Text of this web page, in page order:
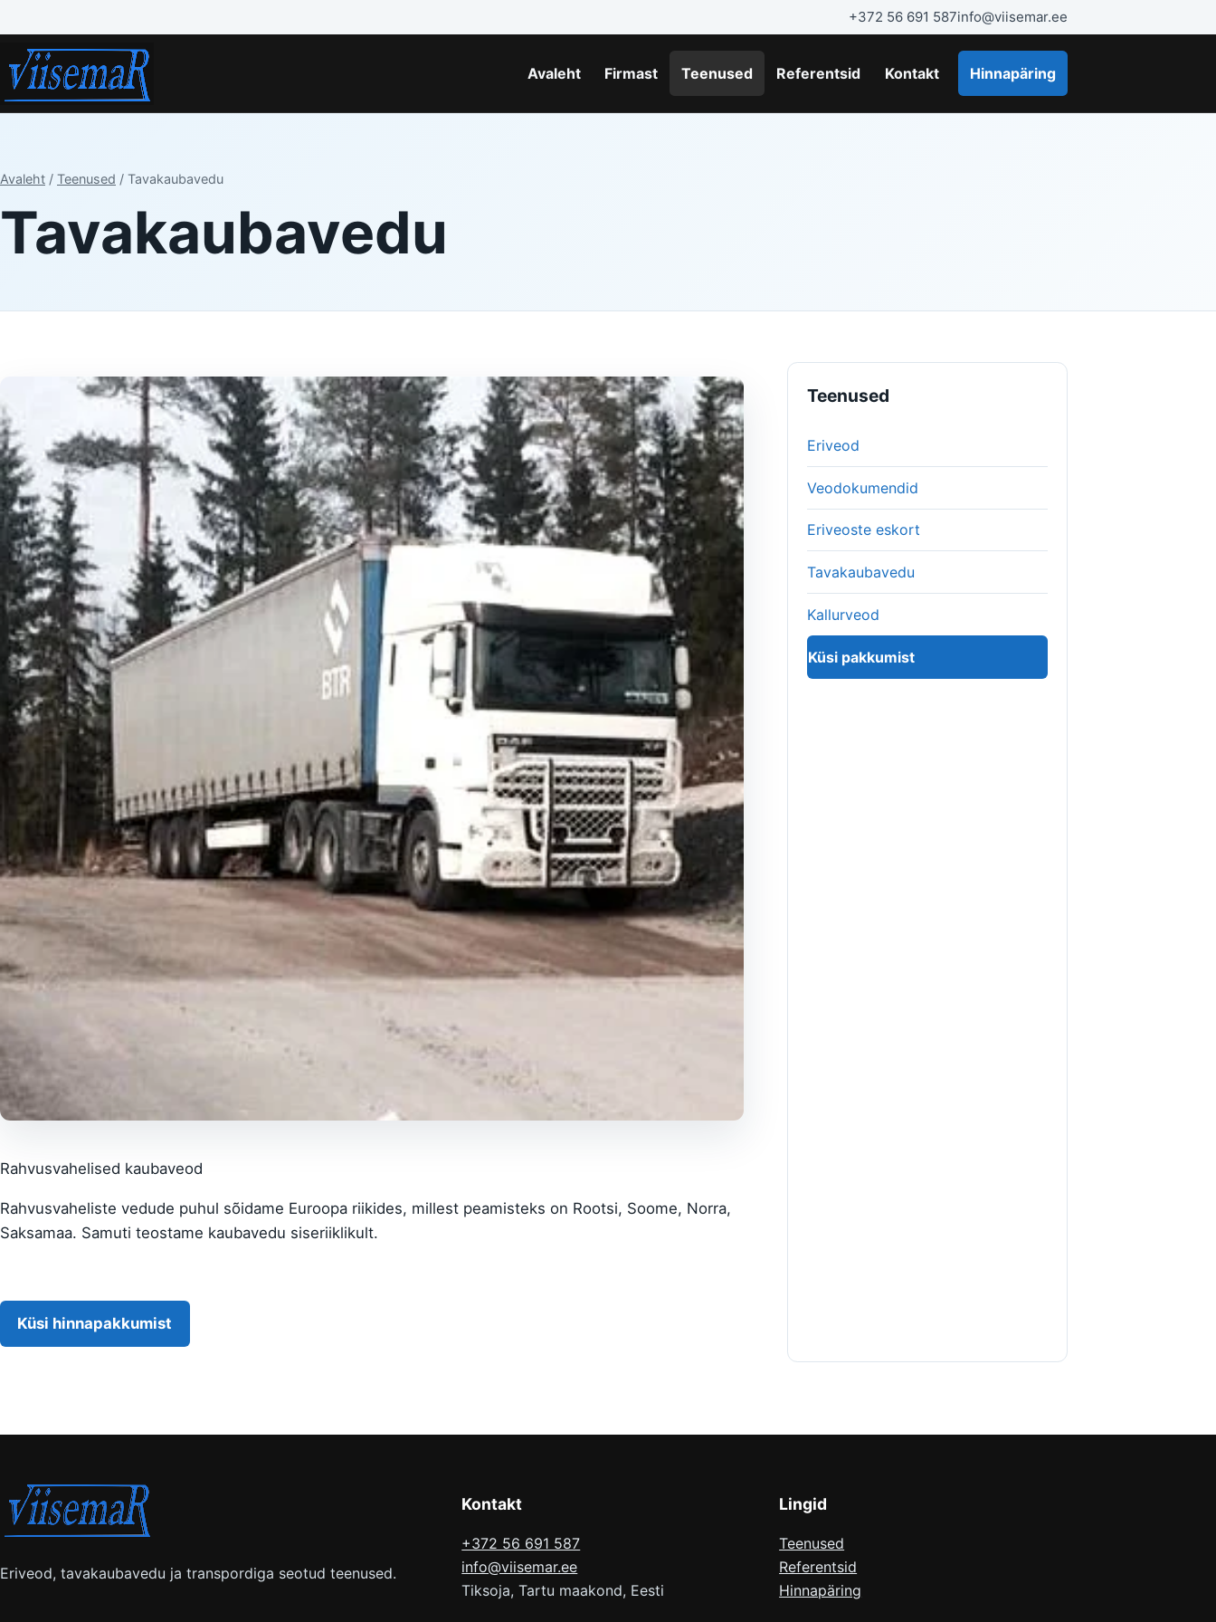
+372 56 691 587info@viisemar.ee
Avaleht Firmast Teenused Referentsid Kontakt Hinnapäring
Avaleht / Teenused / Tavakaubavedu
Tavakaubavedu
Rahvusvahelised kaubaveod
Rahvusvaheliste vedude puhul sõidame Euroopa riikides, millest peamisteks on Rootsi, Soome, Norra,
Saksamaa. Samuti teostame kaubavedu siseriiklikult.
Küsi hinnapakkumist
Teenused
Eriveod
Veodokumendid
Eriveoste eskort
Tavakaubavedu
Kallurveod
Küsi pakkumist
Eriveod, tavakaubavedu ja transpordiga seotud teenused.
Kontakt
+372 56 691 587
info@viisemar.ee
Tiksoja, Tartu maakond, Eesti
Lingid
Teenused
Referentsid
Hinnapäring